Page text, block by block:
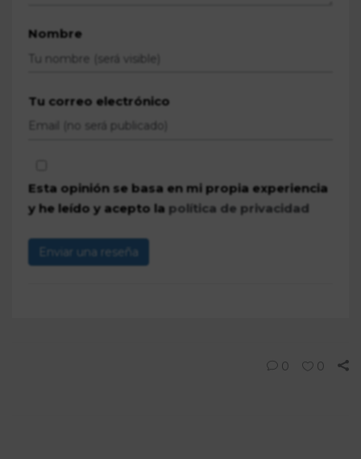
Nombre
Tu correo electrónico
Esta opinión se basa en mi propia experiencia
y he leído y acepto la política de privacidad
Enviar una reseña
0 0